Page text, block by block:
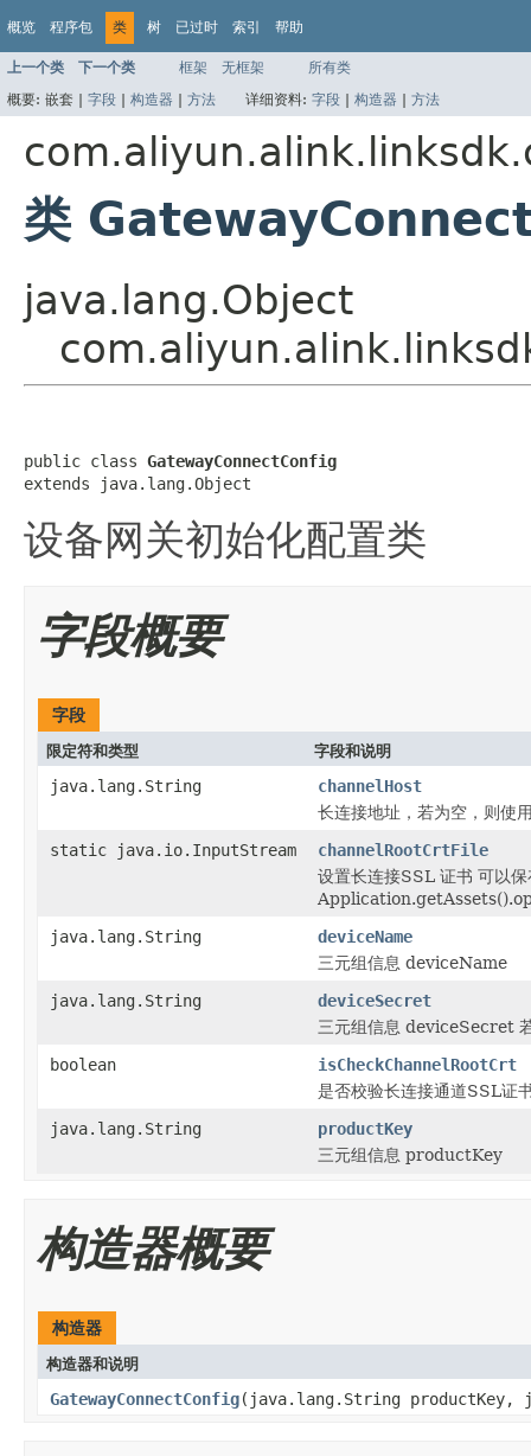
概览 程序包 类 树 已过时 索引 帮助
上一个类 下一个类 框架 无框架
所有类
概要: 嵌套 | 字段 | 构造器 | 方法 详细资料: 字段 | 构造器 | 方法
类
java.lang.Object
public class GatewayConnectConfig
extends java.lang.Object
设备网关初始化配置类
字段概要
字段
限定符和类型 字段和说明
java.lang.String
channelHost
长连接地址，若为空，则使
static java.io.InputStream
channelRootCrtFile
设置长连接SSL 证书 可以
java.lang.String
deviceName
三元组信息 deviceName
java.lang.String
deviceSecret
三元组信息 deviceSecret
boolean
isCheckChannelRootCrt
是否校验长连接通道SSL证
java.lang.String
productKey
三元组信息 productKey
构造器概要
构造器
构造器和说明
GatewayConnectConfig(java.lang.String productKey,